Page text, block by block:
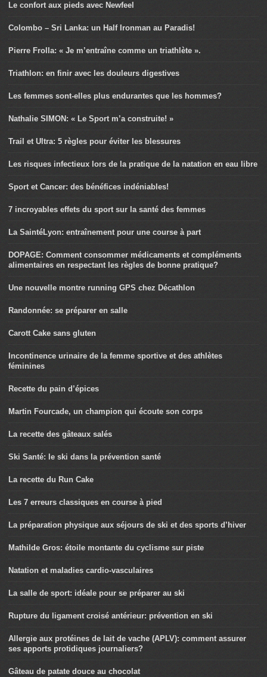
Le confort aux pieds avec Newfeel
Colombo – Sri Lanka: un Half Ironman au Paradis!
Pierre Frolla: « Je m’entraîne comme un triathlète ».
Triathlon: en finir avec les douleurs digestives
Les femmes sont-elles plus endurantes que les hommes?
Nathalie SIMON: « Le Sport m’a construite! »
Trail et Ultra: 5 règles pour éviter les blessures
Les risques infectieux lors de la pratique de la natation en eau libre
Sport et Cancer: des bénéfices indéniables!
7 incroyables effets du sport sur la santé des femmes
La SaintéLyon: entraînement pour une course à part
DOPAGE: Comment consommer médicaments et compléments
alimentaires en respectant les règles de bonne pratique?
Une nouvelle montre running GPS chez Décathlon
Randonnée: se préparer en salle
Carott Cake sans gluten
Incontinence urinaire de la femme sportive et des athlètes
féminines
Recette du pain d’épices
Martin Fourcade, un champion qui écoute son corps
La recette des gâteaux salés
Ski Santé: le ski dans la prévention santé
La recette du Run Cake
Les 7 erreurs classiques en course à pied
La préparation physique aux séjours de ski et des sports d’hiver
Mathilde Gros: étoile montante du cyclisme sur piste
Natation et maladies cardio-vasculaires
La salle de sport: idéale pour se préparer au ski
Rupture du ligament croisé antérieur: prévention en ski
Allergie aux protéines de lait de vache (APLV): comment assurer
ses apports protidiques journaliers?
Gâteau de patate douce au chocolat